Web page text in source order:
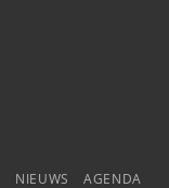
NIEUWS
AGENDA